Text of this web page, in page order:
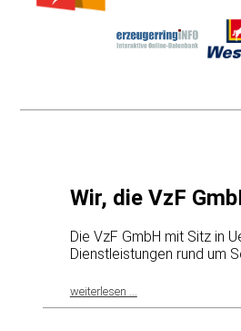
Wir, die VzF
Die VzF GmbH mit Sitz in
Dienstleistungen rund um
weiterlesen ...